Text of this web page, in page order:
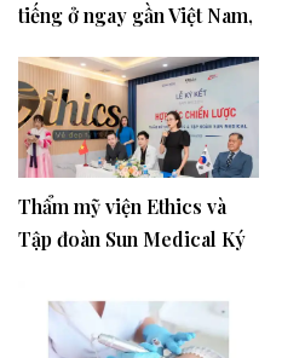
tiếng ở ngay gần Việt Nam,
Thẩm mỹ viện Ethics và
Tập đoàn Sun Medical Ký
Nâng Tầm Thẩm Mỹ Y
Khoa Việt Nam